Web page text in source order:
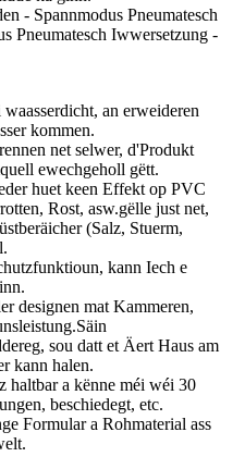
- Spannmodus Pneumatesch
Pneumatesch Iwwersetzung -
an erweideren
kommen.
net selwer, d'Produkt
ewechgeholl gëtt.
huet keen Effekt op PVC
Rost, asw.gëlle just net,
(Salz, Stuerm,
kann Iech e
designen mat Kammeren,
sou datt et Äert Haus am
kann halen.
haltbar a kënne méi wéi 30
beschiedegt, etc.
Formular a Rohmaterial ass